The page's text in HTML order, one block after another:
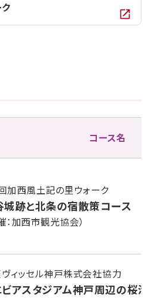
コース名
加西風土記の里ウォーク
城跡と北条の宿散策コース
：加西市観光協会）
ィッセル神戸株式会社協力
ビアスタジアム神戸周辺の桜